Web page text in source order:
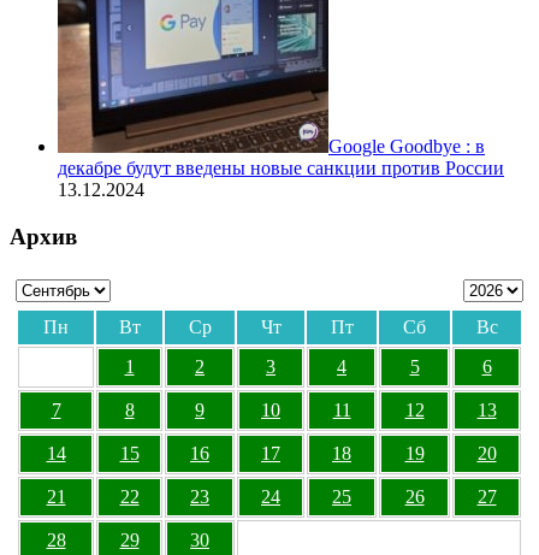
Google Goodbye : в
декабре будут введены новые санкции против России
13.12.2024
Архив
Пн Вт Ср Чт Пт Сб
Вс
1
2 3 4 5 6
7 8 9 10 11 12 13
14 15 16 17 18 19 20
21 22 23 24 25 26 27
28 29 30